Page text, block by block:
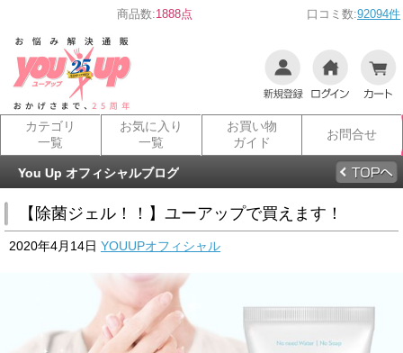
商品数:1888点 口コミ数:92094件
カテゴリ
一覧
お気に入り
一覧
お買い物
ガイド
お問合せ
You Up オフィシャルブログ
【除菌ジェル！！】ユーアップで買えます！
2020年4月14日 YOUUPオフィシャル